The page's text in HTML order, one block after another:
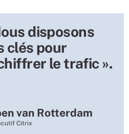
disposons
clés pour
le trafic ».
van Rotterdam
Citrix